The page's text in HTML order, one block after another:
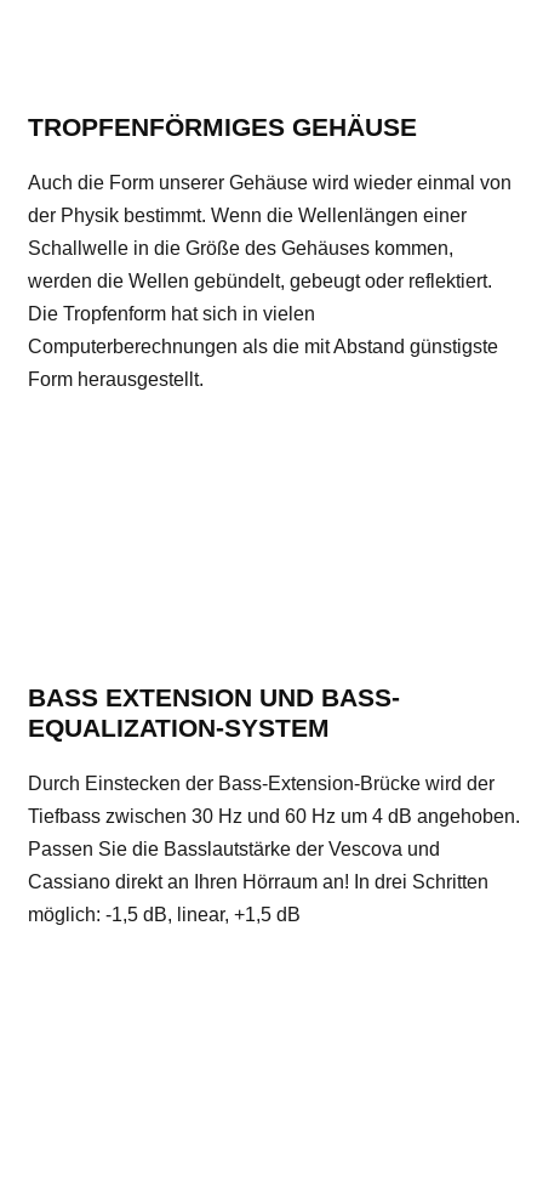
TROPFENFÖRMIGES GEHÄUSE
Auch die Form unserer Gehäuse wird wieder einmal von
der Physik bestimmt. Wenn die Wellenlängen einer
Schallwelle in die Größe des Gehäuses kommen,
werden die Wellen gebündelt, gebeugt oder reflektiert.
Die Tropfenform hat sich in vielen
Computerberechnungen als die mit Abstand günstigste
Form herausgestellt.
BASS EXTENSION UND BASS-
EQUALIZATION-SYSTEM
Durch Einstecken der Bass-Extension-Brücke wird der
Tiefbass zwischen 30 Hz und 60 Hz um 4 dB angehoben.
Passen Sie die Basslautstärke der Vescova und
Cassiano direkt an Ihren Hörraum an! In drei Schritten
möglich: -1,5 dB, linear, +1,5 dB